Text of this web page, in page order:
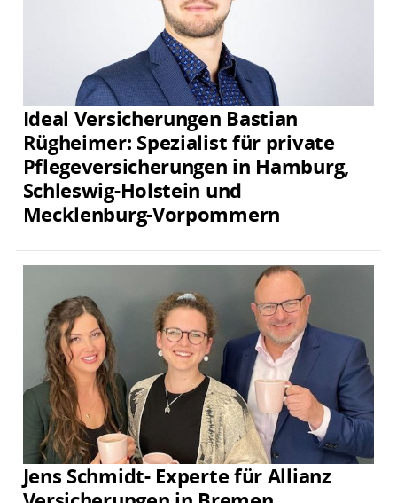
Ideal Versicherungen Bastian
Rügheimer: Spezialist für private
Pflegeversicherungen in Hamburg,
Schleswig-Holstein und
Mecklenburg-Vorpommern
Jens Schmidt- Experte für Allianz